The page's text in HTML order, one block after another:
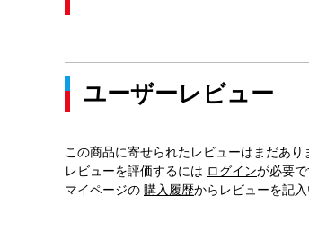
ユーザーレビュー
この商品に寄せられたレビューはまだあり
レビューを評価するには ログインが必要で
マイページの 購入履歴からレビューを記入